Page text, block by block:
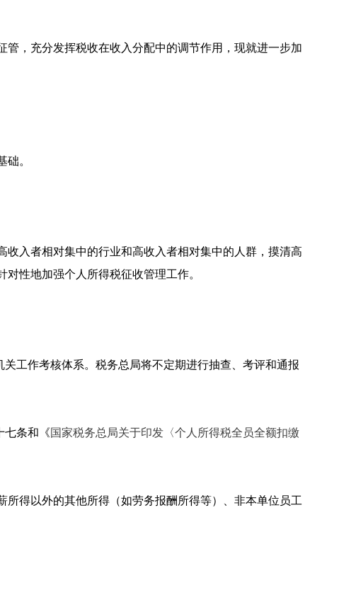
，充分发挥税收在收入分配中的调节作用，现就进一步加
。
入者相对集中的行业和高收入者相对集中的人群，摸清高
性地加强个人所得税征收管理工作。
工作考核体系。税务总局将不定期进行抽查、考评和通报
七条和《国家税务总局关于印发〈个人所得税全员全额扣缴
得以外的其他所得（如劳务报酬所得等）、非本单位员工